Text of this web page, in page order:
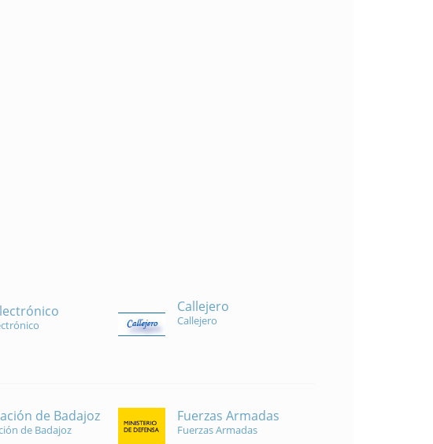
Callejero
Callejero
de Badajoz
de Badajoz
Fuerzas Armadas
Fuerzas Armadas